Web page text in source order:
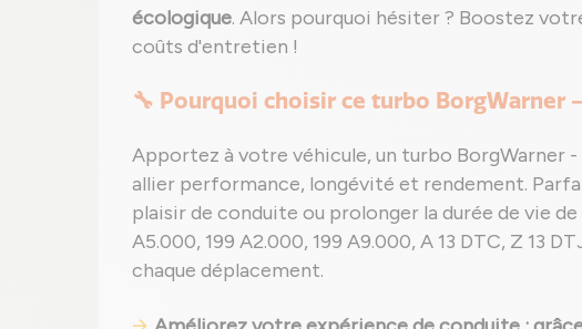
écologique. Alors pourquoi hésiter ? Boostez
coûts d'entretien !
🔧 Pourquoi choisir ce turbo BorgWarner
Apportez à votre véhicule, un turbo BorgWarner -
allier performance, longévité et rendement.
plaisir de conduite ou prolonger la durée de vie
A5.000, 199 A2.000, 199 A9.000, A 13 DTC, Z 13
chaque déplacement.